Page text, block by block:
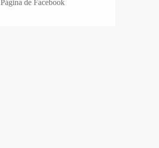
Página de Facebook